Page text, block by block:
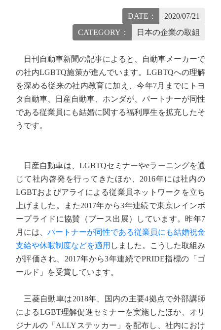
DATE：
2020/07/21
CATEGORY：
日本の企業の取組
日刊自動車新聞の記事によると、自動車メーカーで
の社内LGBTQ施策が進んでいます。LGBTQへの理解
を深める従来の社内教育に加え、今年7月までにトヨ
タ自動車、日産自動車、ホンダが、パートナーが同性
である従業員にも結婚に関する福利厚生を拡充したそ
うです。
日産自動車は、LGBTQセミナーやeラーニングを通
じて社内啓発を行ってきたほか、2016年には社内の
LGBTおよびアライによる従業員ネットワークを立ち
上げました。また2017年から3年連続で東京レインボ
ープライドに協賛（ブース出展）しています。昨年7
月には、 パートナーが同性である従業員にも結婚祝金
支給や休暇制度などを適用 しました。こうした取組み
が評価され、2017年から3年連続でPRIDE指標の「ゴ
ールド」を受賞しています。
三菱自動車は2018年、国内の主要4拠点で外部講師
によるLGBT理解促進セミナーを実施したほか、オリ
ジナルの「ALLYステッカー」を配布し、社内におけ